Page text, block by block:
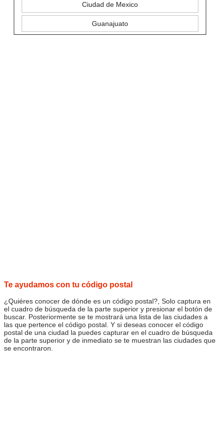
Ciudad de Mexico
Guanajuato
Te ayudamos con tu código postal
¿Quiéres conocer de dónde es un código postal?, Solo captura en
el cuadro de búsqueda de la parte superior y presionar el botón de
buscar. Posteriormente se te mostrará una lista de las ciudades a
las que pertence el código postal. Y si deseas conocer el código
postal de una ciudad la puedes capturar en el cuadro de búsqueda
de la parte superior y de inmediato se te muestran las ciudades que
se encontraron.